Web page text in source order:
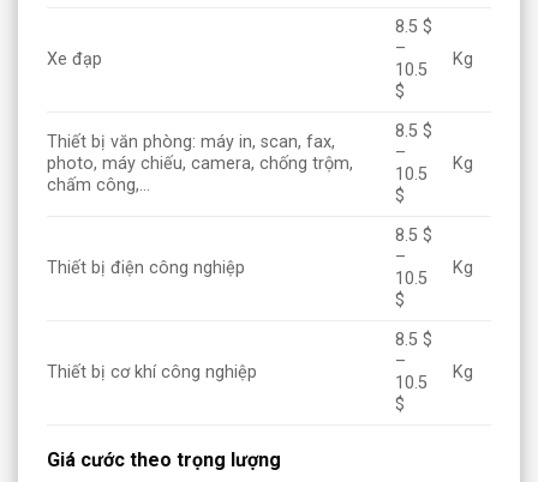
Xe đạp
8.5 $
–
10.5
$
Kg
Thiết bị văn phòng: máy in, scan, fax,
photo, máy chiếu, camera, chống trộm,
chấm công,…
8.5 $
–
10.5
$
Kg
Thiết bị điện công nghiệp
8.5 $
–
10.5
$
Kg
Thiết bị cơ khí công nghiệp
8.5 $
–
10.5
$
Kg
Giá cước theo trọng lượng